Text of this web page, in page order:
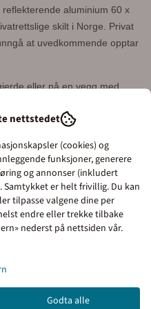
aluminium 60 x
skilt i Norge. Privat
at uvedkommende opptar
eller på en vegg med
av tilpasning av spesielle
e-post til
Merkefabrikken
oppe til høyre og
ekskl.
kan du
prisene
nettstedet
(cookies) og
funksjoner, generere
og annonser (inkludert
er helt frivillig. Du kan
tilpasse valgene dine per
endre eller trekke tilbake
nederst på nettsiden vår.
Godta alle